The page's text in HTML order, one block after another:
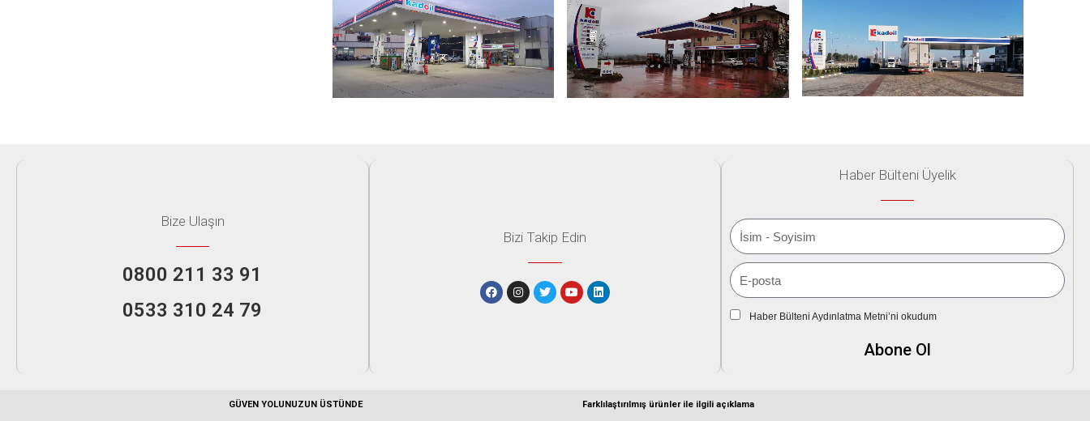
Bize Ulaşın
0800 211 33 91
0533 310 24 79
Bizi Takip Edin
Haber Bülteni Üyelik
Haber Bülteni Aydınlatma Metni’ni okudum
Abone Ol
GÜVEN YOLUNUZUN ÜSTÜNDE Farklılaştırılmış ürünler ile ilgili açıklama